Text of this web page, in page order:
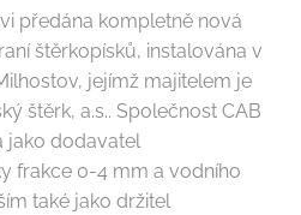
předána kompletně nová
štěrkopísků, instalována v
jejímž majitelem je
štěrk, a.s.. Společnost CAB
jako dodavatel
frakce 0-4 mm a vodního
také jako držitel